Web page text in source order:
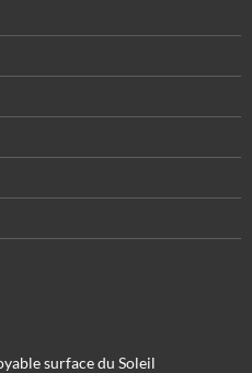
surface du Soleil